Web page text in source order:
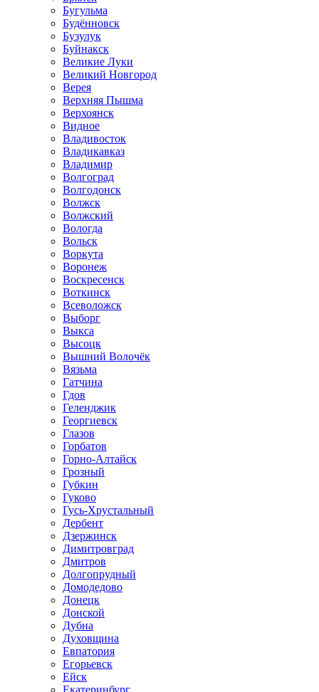
Бугульма
Будённовск
Бузулук
Буйнакск
Великие Луки
Великий Новгород
Верея
Верхняя Пышма
Верхоянск
Видное
Владивосток
Владикавказ
Владимир
Волгоград
Волгодонск
Волжск
Волжский
Вологда
Вольск
Воркута
Воронеж
Воскресенск
Воткинск
Всеволожск
Выборг
Выкса
Высоцк
Вышний Волочёк
Вязьма
Гатчина
Гдов
Геленджик
Георгиевск
Глазов
Горбатов
Горно-Алтайск
Грозный
Губкин
Гуково
Гусь-Хрустальный
Дербент
Дзержинск
Димитровград
Дмитров
Долгопрудный
Домодедово
Донецк
Донской
Дубна
Духовщина
Евпатория
Егорьевск
Ейск
Екатеринбург